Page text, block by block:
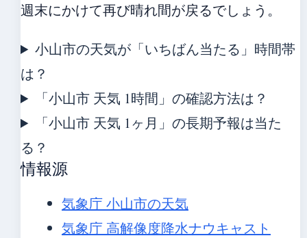
週末にかけて再び晴れ間が戻るでしょう。
小山市の天気が「いちばん当たる」時間帯
は？
「小山市 天気 1時間」の確認方法は？
「小山市 天気 1ヶ月」の長期予報は当た
る？
情報源
気象庁 小山市の天気
気象庁 高解像度降水ナウキャスト